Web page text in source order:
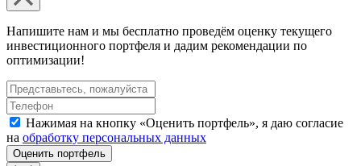
Напишите нам и мы бесплатно проведём оценку текущего
инвестиционного портфеля и дадим рекомендации по
оптимизации!
Нажимая на кнопку «Оценить портфель», я даю согласие
на обработку персональных данных
Оценить портфель